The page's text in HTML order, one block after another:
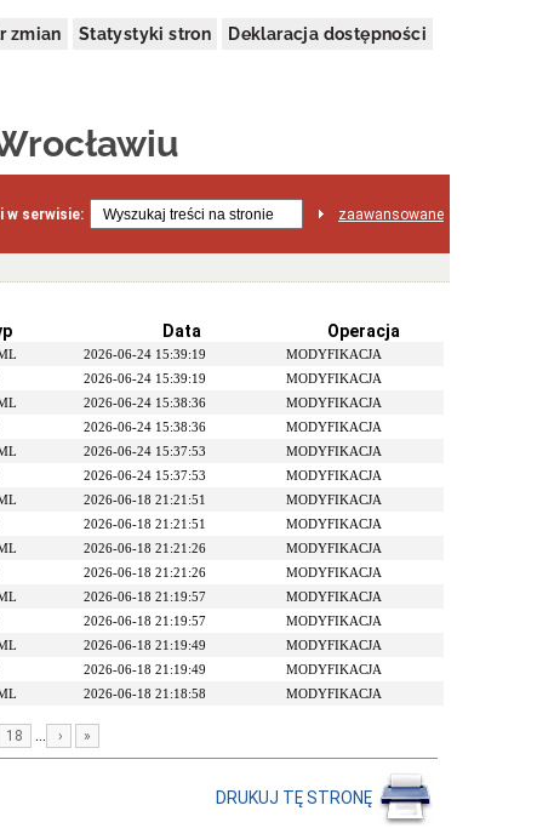
zmian Statystyki stron Deklaracja dostępności
w serwisie: zaawansowane
Data
Operacja
2026-06-24 15:39:19 MODYFIKACJA
2026-06-24 15:39:19 MODYFIKACJA
2026-06-24 15:38:36 MODYFIKACJA
2026-06-24 15:38:36 MODYFIKACJA
2026-06-24 15:37:53 MODYFIKACJA
2026-06-24 15:37:53 MODYFIKACJA
2026-06-18 21:21:51 MODYFIKACJA
2026-06-18 21:21:51 MODYFIKACJA
2026-06-18 21:21:26 MODYFIKACJA
2026-06-18 21:21:26 MODYFIKACJA
2026-06-18 21:19:57 MODYFIKACJA
2026-06-18 21:19:57 MODYFIKACJA
2026-06-18 21:19:49 MODYFIKACJA
2026-06-18 21:19:49 MODYFIKACJA
2026-06-18 21:18:58 MODYFIKACJA
18 › »
DRUKUJ TĘ STRONĘ